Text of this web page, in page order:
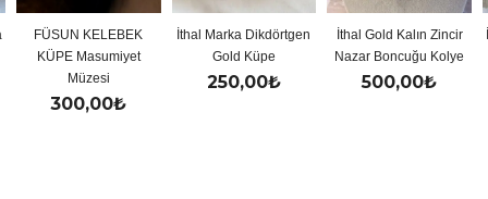
KELEBEK
Masumiyet
₺
İthal Marka Dikdörtgen
₺
İthal Gold Kalın Zincir
Nazar Boncuğu Kolye
₺
İthal Gold
Y